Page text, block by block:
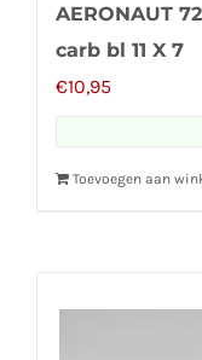
AERONAUT
carb bl 11 X 7
€10,95
Toevoegen aan